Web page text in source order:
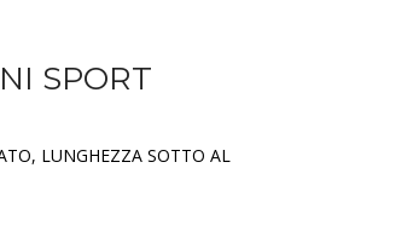
SPORT
LUNGHEZZA SOTTO AL